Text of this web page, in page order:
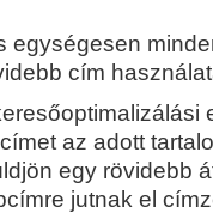
egységesen
cím
az adott
egy rövidebb
jutnak el